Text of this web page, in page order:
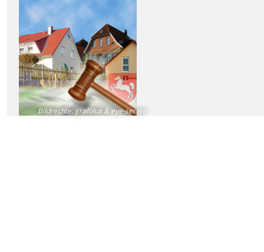
Bildrechte:grafolux & eye-server